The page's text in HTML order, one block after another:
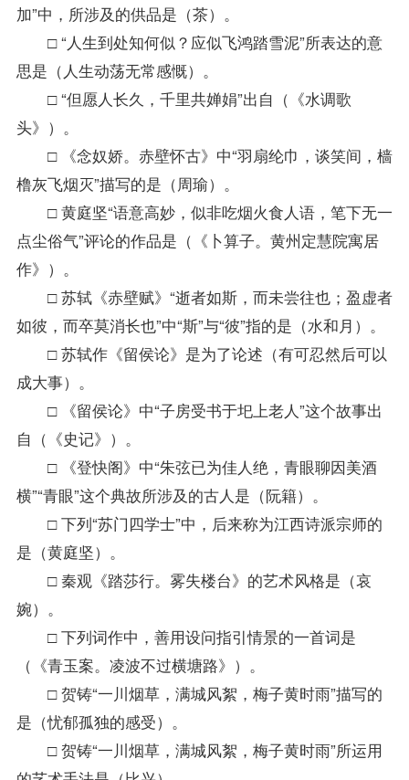
加”中，所涉及的供品是（茶）。
□ “人生到处知何似？应似飞鸿踏雪泥”所表达的意
思是（人生动荡无常感慨）。
□ “但愿人长久，千里共婵娟”出自（《水调歌
头》）。
□ 《念奴娇。赤壁怀古》中“羽扇纶巾，谈笑间，樯
橹灰飞烟灭”描写的是（周瑜）。
□ 黄庭坚“语意高妙，似非吃烟火食人语，笔下无一
点尘俗气”评论的作品是（《卜算子。黄州定慧院寓居
作》）。
□ 苏轼《赤壁赋》“逝者如斯，而未尝往也；盈虚者
如彼，而卒莫消长也”中“斯”与“彼”指的是（水和月）。
□ 苏轼作《留侯论》是为了论述（有可忍然后可以
成大事）。
□ 《留侯论》中“子房受书于圯上老人”这个故事出
自（《史记》）。
□ 《登快阁》中“朱弦已为佳人绝，青眼聊因美酒
横”“青眼”这个典故所涉及的古人是（阮籍）。
□ 下列“苏门四学士”中，后来称为江西诗派宗师的
是（黄庭坚）。
□ 秦观《踏莎行。雾失楼台》的艺术风格是（哀
婉）。
□ 下列词作中，善用设问指引情景的一首词是
（《青玉案。凌波不过横塘路》）。
□ 贺铸“一川烟草，满城风絮，梅子黄时雨”描写的
是（忧郁孤独的感受）。
□ 贺铸“一川烟草，满城风絮，梅子黄时雨”所运用